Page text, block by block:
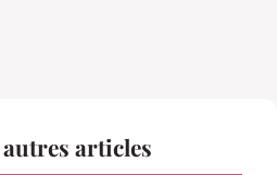
articles